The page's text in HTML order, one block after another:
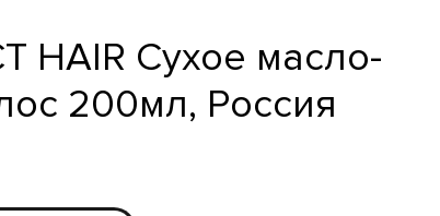
HAIR Сухое масло-
200мл, Россия